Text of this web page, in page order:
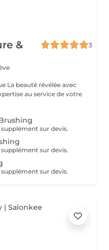
&
3
sur devis.
sur devis.
sur devis.